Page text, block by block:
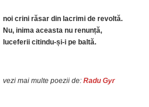
noi crini răsar din lacrimi de revoltă.
Nu, inima aceasta nu renunță,
luceferii citindu-și-i pe baltă.
vezi mai multe poezii de: Radu Gyr